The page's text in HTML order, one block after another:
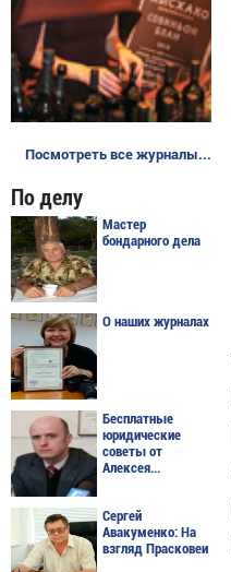
Посмотреть все журналы...
По делу
Мастер
бондарного дела
О наших журналах
Бесплатные
юридические
советы от
Алексея...
Сергей
Авакуменко: На
взгляд Прасковеи